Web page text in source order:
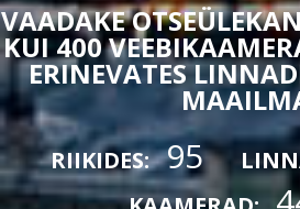
VAADAKE
KUI 400
ERINEVATES
RIIKIDES: 95